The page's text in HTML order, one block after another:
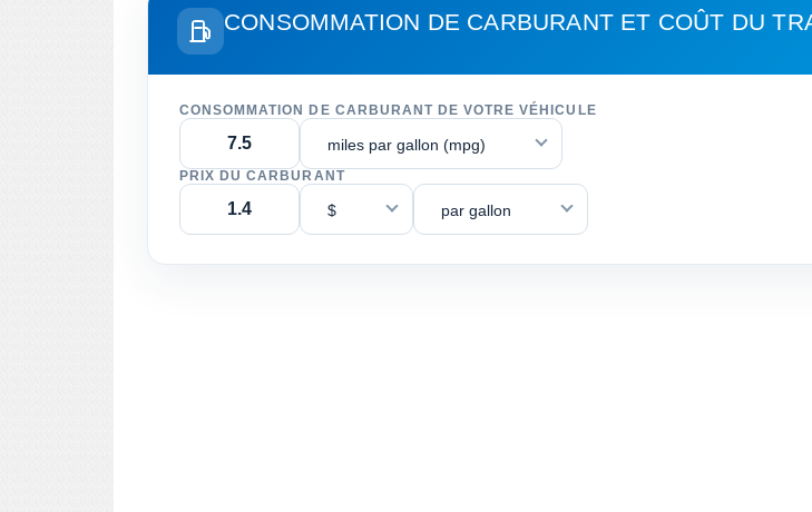
CONSOMMATION DE CARBURANT ET COÛT DU
CONSOMMATION DE CARBURANT DE VOTRE VÉHICULE
miles par gallon (mpg)
PRIX DU CARBURANT
$ par gallon